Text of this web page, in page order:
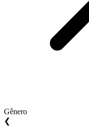
Gênero
❮